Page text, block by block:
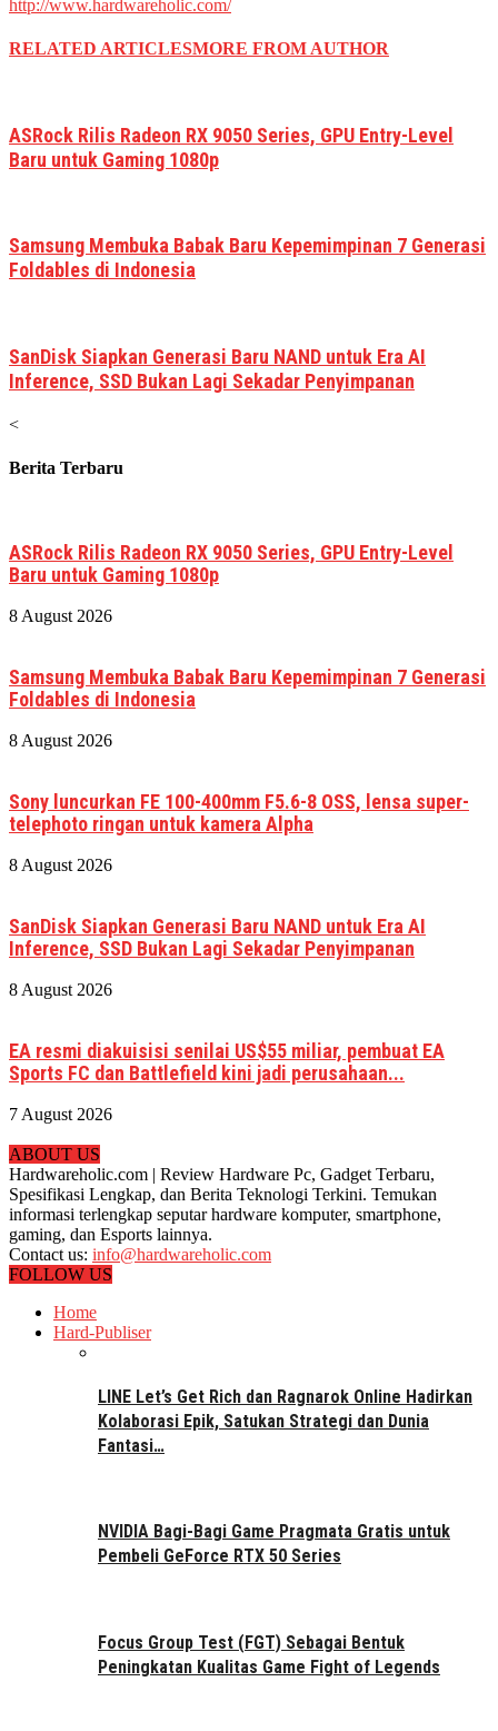
http://www.hardwareholic.com/
RELATED ARTICLESMORE FROM AUTHOR
ASRock Rilis Radeon RX 9050 Series, GPU Entry-Level
Baru untuk Gaming 1080p
Samsung Membuka Babak Baru Kepemimpinan 7 Generasi
Foldables di Indonesia
SanDisk Siapkan Generasi Baru NAND untuk Era AI
Inference, SSD Bukan Lagi Sekadar Penyimpanan
<
Berita Terbaru
ASRock Rilis Radeon RX 9050 Series, GPU Entry-Level
Baru untuk Gaming 1080p
8 August 2026
Samsung Membuka Babak Baru Kepemimpinan 7 Generasi
Foldables di Indonesia
8 August 2026
Sony luncurkan FE 100-400mm F5.6-8 OSS, lensa super-
telephoto ringan untuk kamera Alpha
8 August 2026
SanDisk Siapkan Generasi Baru NAND untuk Era AI
Inference, SSD Bukan Lagi Sekadar Penyimpanan
8 August 2026
EA resmi diakuisisi senilai US$55 miliar, pembuat EA
Sports FC dan Battlefield kini jadi perusahaan...
7 August 2026
ABOUT US
Hardwareholic.com | Review Hardware Pc, Gadget Terbaru,
Spesifikasi Lengkap, dan Berita Teknologi Terkini. Temukan
informasi terlengkap seputar hardware komputer, smartphone,
gaming, dan Esports lainnya.
Contact us: info@hardwareholic.com
FOLLOW US
Home
Hard-Publiser
LINE Let’s Get Rich dan Ragnarok Online Hadirkan
Kolaborasi Epik, Satukan Strategi dan Dunia
Fantasi…
NVIDIA Bagi-Bagi Game Pragmata Gratis untuk
Pembeli GeForce RTX 50 Series
Focus Group Test (FGT) Sebagai Bentuk
Peningkatan Kualitas Game Fight of Legends